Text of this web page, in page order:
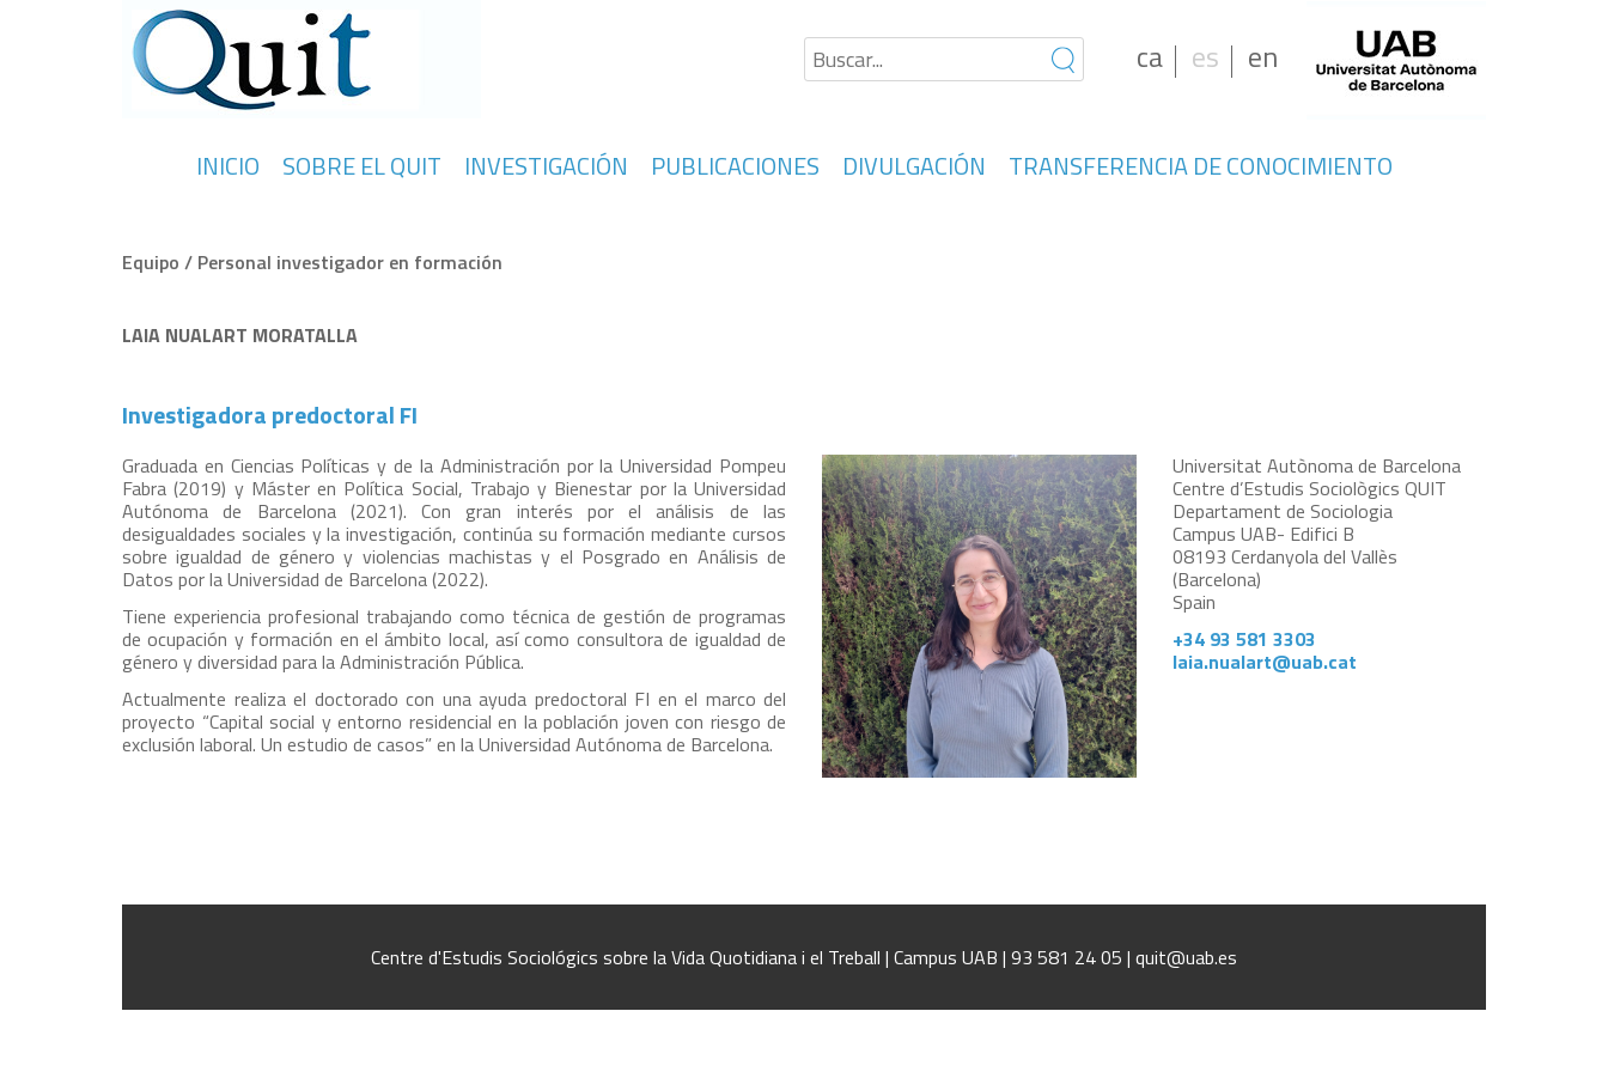
INICIO SOBRE EL QUIT INVESTIGACIÓN PUBLICACIONES DIVULGACIÓN TRANSFERENCIA DE CONOCIMIENTO
ca es en
Equipo / Personal investigador en formación
LAIA NUALART MORATALLA
Investigadora predoctoral FI
Graduada en Ciencias Políticas y de la Administración por la Universidad Pompeu
Fabra (2019) y Máster en Política Social, Trabajo y Bienestar por la Universidad
Autónoma de Barcelona (2021). Con gran interés por el análisis de las
desigualdades sociales y la investigación, continúa su formación mediante cursos
sobre igualdad de género y violencias machistas y el Posgrado en Análisis de
Datos por la Universidad de Barcelona (2022).
Tiene experiencia profesional trabajando como técnica de gestión de programas
de ocupación y formación en el ámbito local, así como consultora de igualdad de
género y diversidad para la Administración Pública.
Actualmente realiza el doctorado con una ayuda predoctoral FI en el marco del
proyecto “Capital social y entorno residencial en la población joven con riesgo de
exclusión laboral. Un estudio de casos” en la Universidad Autónoma de Barcelona.
Universitat Autònoma de Barcelona
Centre d’Estudis Sociològics QUIT
Departament de Sociologia
Campus UAB- Edifici B
08193 Cerdanyola del Vallès
(Barcelona)
Spain
+34 93 581 3303
laia.nualart@uab.cat
Centre d'Estudis Sociológics sobre la Vida Quotidiana i el Treball | Campus UAB | 93 581 24 05 | quit@uab.es